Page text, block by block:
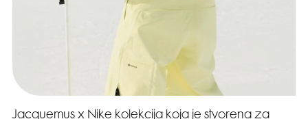
Jacquemus x Nike kolekcija koja je stvorena za